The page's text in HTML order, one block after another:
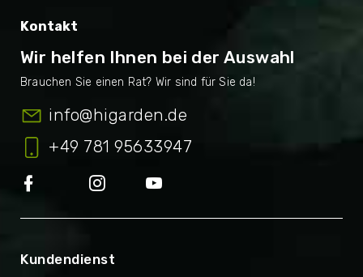
Kontakt
Wir helfen Ihnen bei der Auswahl
info@higarden.de
+49 781 95633947
Kundendienst